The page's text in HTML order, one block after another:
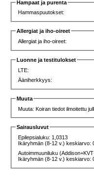
Hampaat ja purenta
Hammaspuutokset:
Allergiat ja iho-oireet
Allergiat ja iho-oireet:
Luonne ja testitulokset
LTE:
Ääniherkkyys:
Muuta
Muuta: Koiran tiedot ilmoitettu
Sairausluvut
Epilepsialuku: 1,0313
Ikäryhmän (8-12 v.) keskiarvo:
Autoimmuuniluku
Ikäryhmän (8-12 v.) keskiarvo: